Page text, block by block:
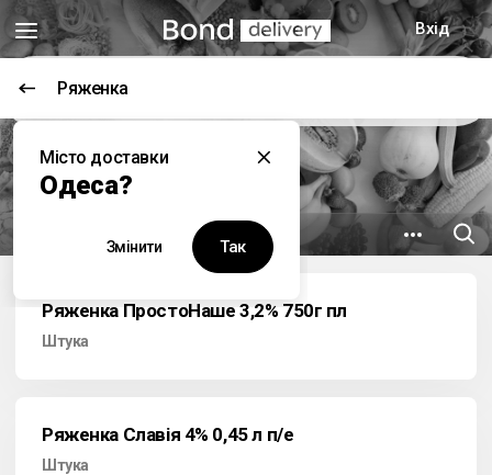
Місто доставки
Одеса?
Змінити Так
Вхід
Гурманъ
8.7 км
Ряженка
Ряженка ПростоНаше 3,2% 750г пл
Штука
Ряженка Славія 4% 0,45 л п/е
Штука